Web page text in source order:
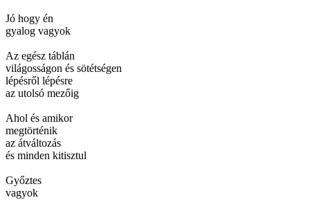
Jó hogy én
gyalog vagyok
Az egész táblán
világosságon és sötétségen
lépésről lépésre
az utolsó mezőig
Ahol és amikor
megtörténik
az átváltozás
és minden kitisztul
Győztes
vagyok